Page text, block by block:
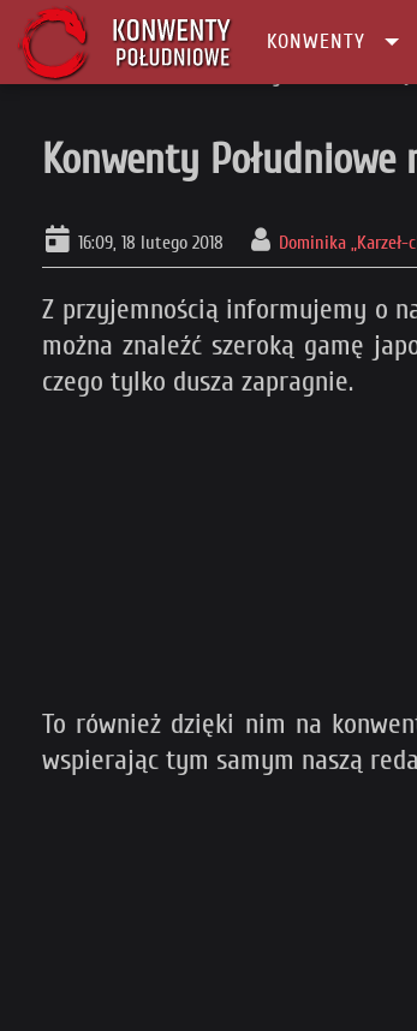
KONWENTY
Główna
Konwenty Południowe
16:09, 18 lutego 2018 Dominika „Karzeł-
Z przyjemnością informujemy o
można znaleźć szeroką gamę
czego tylko dusza zapragnie.
To również dzięki nim na
wspierając tym samym naszą